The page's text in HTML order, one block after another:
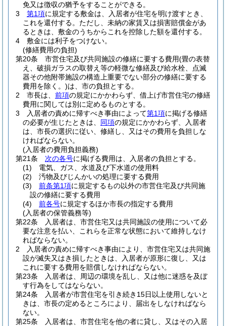
免又は徴収の猶予をすることができる。
3
第1項に規定する敷金は、入居者が住宅を明け渡すとき、
これを還付する。 ただし、未納の家賃又は損害賠償金があ
るときは、敷金のうちからこれを控除した額を還付する。
4
敷金には利子をつけない。
(修繕費用の負担)
第20条
市営住宅及び共同施設の修繕に要する費用(畳の表替
え、破損ガラスの取替え等の軽微な修繕及び給水栓、点滅
器その他附帯施設の構造上重要でない部分の修繕に要する
費用を除く。)は、市の負担とする。
2
市長は、 前項の規定にかかわらず、借上げ市営住宅の修繕
費用に関しては別に定めるものとする。
3
入居者の責めに帰すべき事由によって第1項に掲げる修繕
の必要が生じたときは、 同項の規定にかかわらず、入居者
は、市長の選択に従い、修繕し、又はその費用を負担しな
ければならない。
(入居者の費用負担義務)
第21条
次の各号に掲げる費用は、入居者の負担とする。
(1)
電気、ガス、水道及び下水道の使用料
(2)
汚物及びじんかいの処理に要する費用
(3)
前条第1項に規定するもの以外の市営住宅及び共同施
設の修繕に要する費用
(4)
前各号に規定するほか市長の指定する費用
(入居者の保管義務等)
第22条
入居者は、市営住宅又は共同施設の使用について必
要な注意を払い、これらを正常な状態において維持しなけ
ればならない。
2
入居者の責めに帰すべき事由により、市営住宅又は共同施
設が滅失又はき損したときは、入居者が原形に復し、又は
これに要する費用を賠償しなければならない。
第23条
入居者は、周辺の環境を乱し、又は他に迷惑を及ぼ
す行為をしてはならない。
第24条
入居者が市営住宅を引き続き15日以上使用しないと
きは、市長の定めるところにより、届出をしなければなら
ない。
第25条
入居者は、市営住宅を他の者に貸し、又はその入居